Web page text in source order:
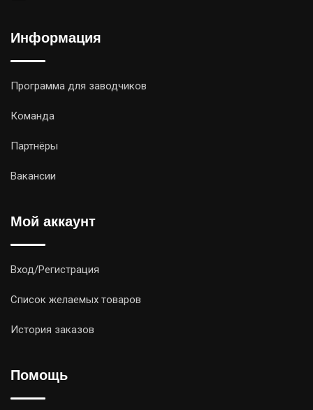
Информация
Программа для заводчиков
Команда
Партнёры
Вакансии
Мой аккаунт
Вход/Регистрация
Список желаемых товаров
История заказов
Помощь